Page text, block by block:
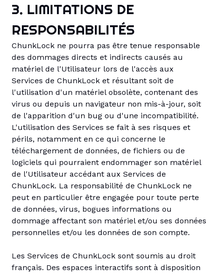
3. LIMITATIONS DE
RESPONSABILITÉS
ChunkLock ne pourra pas être tenue responsable
des dommages directs et indirects causés au
matériel de l'Utilisateur lors de l'accès aux
Services de ChunkLock et résultant soit de
l'utilisation d'un matériel obsolète, contenant des
virus ou depuis un navigateur non mis-à-jour, soit
de l'apparition d'un bug ou d'une incompatibilité.
L'utilisation des Services se fait à ses risques et
périls, notamment en ce qui concerne le
téléchargement de données, de fichiers ou de
logiciels qui pourraient endommager son matériel
de l'Utilisateur accédant aux Services de
ChunkLock. La responsabilité de ChunkLock ne
peut en particulier être engagée pour toute perte
de données, virus, bogues informations ou
dommage affectant son matériel et/ou ses données
personnelles et/ou les données de son compte.
Les Services de ChunkLock sont soumis au droit
français. Des espaces interactifs sont à disposition